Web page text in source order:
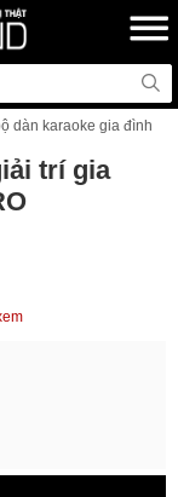
dàn karaoke gia đình
trí gia